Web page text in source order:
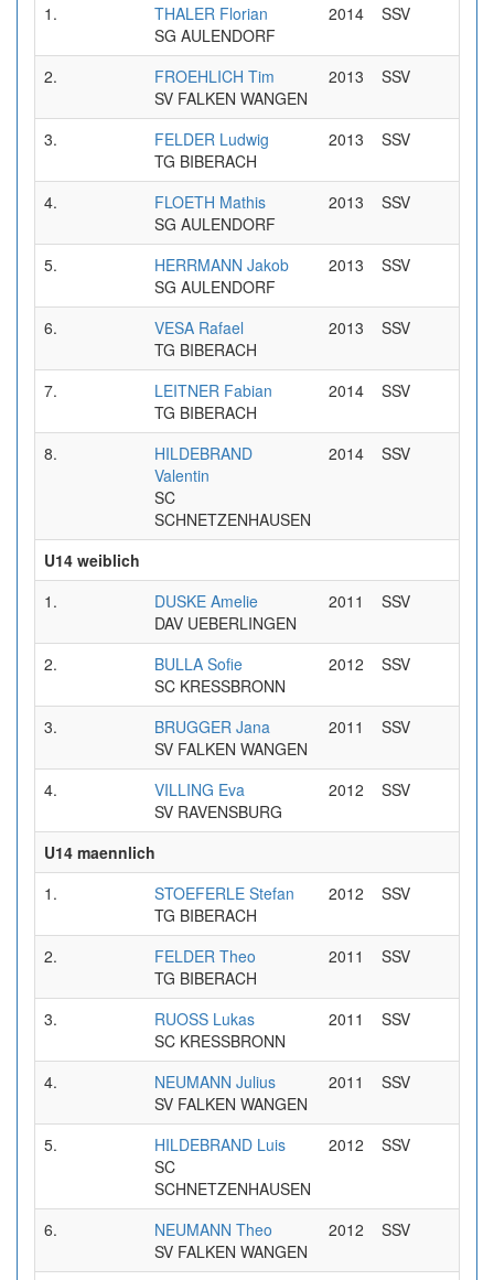
1.
THALER Florian
SG AULENDORF
2014 SSV
2.
FROEHLICH Tim
SV FALKEN WANGEN
2013 SSV
3.
FELDER Ludwig
TG BIBERACH
2013 SSV
4.
FLOETH Mathis
SG AULENDORF
2013 SSV
5.
HERRMANN Jakob
SG AULENDORF
2013 SSV
6.
VESA Rafael
TG BIBERACH
2013 SSV
7.
LEITNER Fabian
TG BIBERACH
2014 SSV
8.
HILDEBRAND
Valentin
SC
SCHNETZENHAUSEN
2014 SSV
U14 weiblich
1.
DUSKE Amelie
DAV UEBERLINGEN
2011 SSV
2.
BULLA Sofie
SC KRESSBRONN
2012 SSV
3.
BRUGGER Jana
SV FALKEN WANGEN
2011 SSV
4.
VILLING Eva
SV RAVENSBURG
2012 SSV
U14 maennlich
1.
STOEFERLE Stefan
TG BIBERACH
2012 SSV
2.
FELDER Theo
TG BIBERACH
2011 SSV
3.
RUOSS Lukas
SC KRESSBRONN
2011 SSV
4.
NEUMANN Julius
SV FALKEN WANGEN
2011 SSV
5.
HILDEBRAND Luis
SC
SCHNETZENHAUSEN
2012 SSV
6.
NEUMANN Theo
SV FALKEN WANGEN
2012 SSV